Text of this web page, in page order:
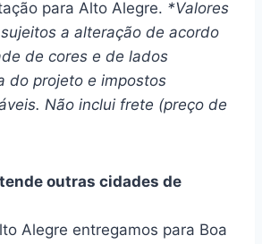
para Alto Alegre. *Valores
a alteração de acordo
de cores e de lados
do projeto e impostos
Não inclui frete (preço de
outras cidades de
Alegre entregamos para Boa